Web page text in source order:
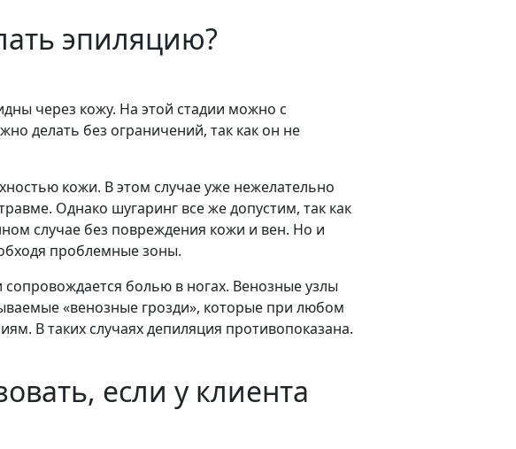
эпиляцию?
через кожу. На этой стадии можно с
делать без ограничений, так как он не
кожи. В этом случае уже нежелательно
Однако шугаринг все же допустим, так как
случае без повреждения кожи и вен. Но и
проблемные зоны.
болью в ногах. Венозные узлы
«венозные грозди», которые при любом
В таких случаях депиляция противопоказана.
если у клиента